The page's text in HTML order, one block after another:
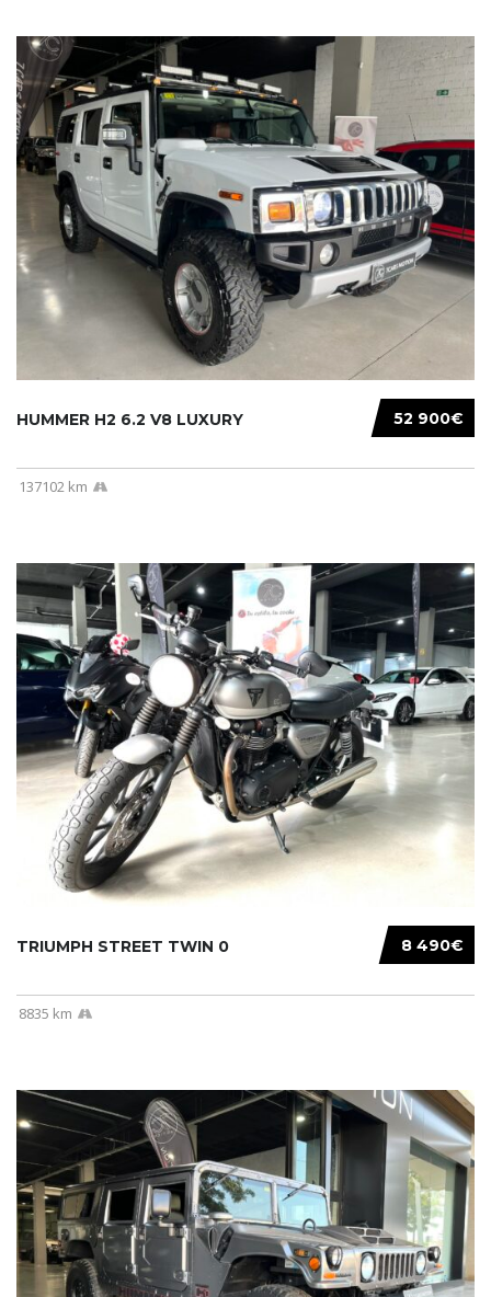
52 900€
HUMMER H2 6.2 V8 LUXURY
137102 km
8 490€
TRIUMPH STREET TWIN 0
8835 km